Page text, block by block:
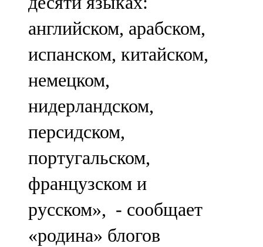
английском, арабском,
испанском, китайском,
немецком,
нидерландском,
персидском,
португальском,
французском и
русском», - сообщает
«родина» блогов